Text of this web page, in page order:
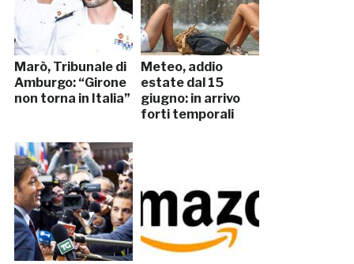
Marò, Tribunale di
Amburgo: “Girone
non torna in Italia”
Meteo, addio
estate dal 15
giugno: in arrivo
forti temporali